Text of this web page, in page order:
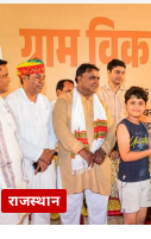
राजस्थान